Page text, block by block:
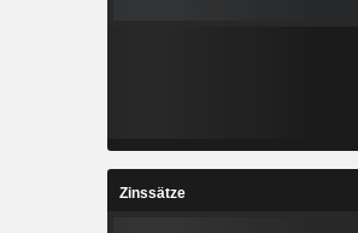
Zinssätze